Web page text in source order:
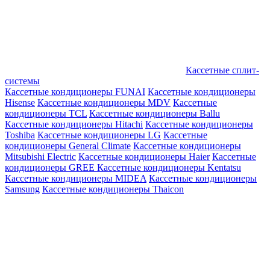
Кассетные сплит-
системы
Кассетные кондиционеры FUNAI Кассетные кондиционеры
Hisense Кассетные кондиционеры MDV Кассетные
кондиционеры TCL Кассетные кондиционеры Ballu
Кассетные кондиционеры Hitachi Кассетные кондиционеры
Toshiba Кассетные кондиционеры LG Кассетные
кондиционеры General Climate Кассетные кондиционеры
Mitsubishi Electric Кассетные кондиционеры Haier Кассетные
кондиционеры GREE Кассетные кондиционеры Kentatsu
Кассетные кондиционеры MIDEA Кассетные кондиционеры
Samsung Кассетные кондиционеры Thaicon